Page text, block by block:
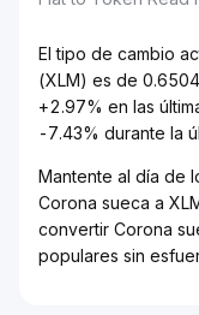
El tipo de cambio
(XLM) es de
+2.97% en las
-7.43% durante la
Mantente al día de
Corona sueca a
convertir Corona
populares sin